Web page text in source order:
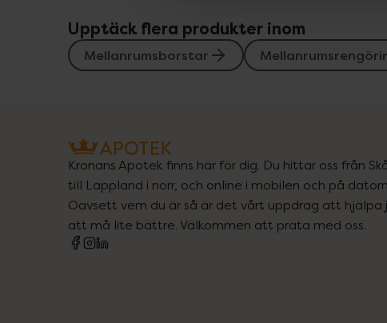
Upptäck flera produkter inom
Mellanrumsborstar
Kronans Apotek finns här för dig. Du hittar oss från
till Lappland i norr, och online i mobilen och på
Oavsett vem du är så är det vårt uppdrag att hjälpa
att må lite bättre. Välkommen att prata med oss.